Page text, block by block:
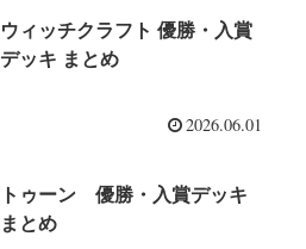
ウィッチクラフト 優勝・入賞
デッキ まとめ
2026.06.01
トゥーン 優勝・入賞デッキ
まとめ